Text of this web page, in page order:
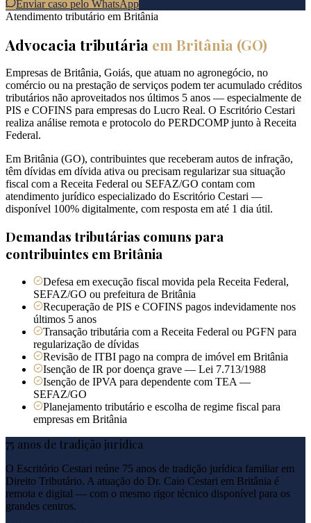
Enviar caso pelo WhatsApp
Atendimento tributário em Britânia
Advocacia tributária em Britânia (GO)
Empresas de Britânia, Goiás, que atuam no agronegócio, no
comércio ou na prestação de serviços podem ter acumulado créditos
tributários não aproveitados nos últimos 5 anos — especialmente de
PIS e COFINS para empresas do Lucro Real. O Escritório Cestari
realiza análise remota e protocolo do PERDCOMP junto à Receita
Federal.
Em Britânia (GO), contribuintes que receberam autos de infração,
têm dívidas em dívida ativa ou precisam regularizar sua situação
fiscal com a Receita Federal ou SEFAZ/GO contam com
atendimento jurídico especializado do Escritório Cestari —
disponível 100% digitalmente, com resposta em até 1 dia útil.
Demandas tributárias comuns para
contribuintes emBritânia
Defesa em execução fiscal movida pela Receita Federal,
SEFAZ/GO ou prefeitura de Britânia
Recuperação de PIS e COFINS pagos indevidamente nos
últimos 5 anos
Transação tributária com a Receita Federal ou PGFN para
regularização de dívidas
Revisão de ITBI pago na compra de imóvel em Britânia
Isenção de IR por doença grave — Lei 7.713/1988
Isenção de IPVA para dependente com TEA —
SEFAZ/GO
Planejamento tributário e escolha de regime fiscal para
empresas em Britânia
75 anos de tradição jurídica
O Escritório Cestari reúne 75 anos de tradição jurídica familiar em
Direito Tributário. A atuação do Dr. Caio Cestari em Britânia é
remota e digital — com o mesmo rigor técnico disponível para os
grandes centros.